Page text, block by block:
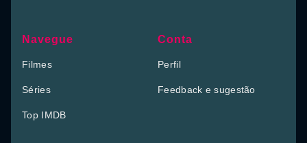
Navegue
Filmes
Séries
Top IMDB
Conta
Perfil
Feedback e sugestão